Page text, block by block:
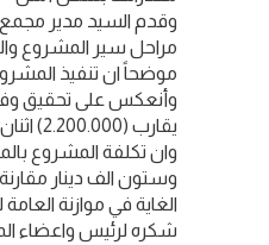
وقدم السيد مدير مجمع
مراحل سير المشروع
موضحاً ان تنفيذ
وأنعكس على تحقيق وفر
يقارب
وان تكلفة المشروع
وستون الف دينار
الغاية في موازنة
شكره لرئيس واعضاء